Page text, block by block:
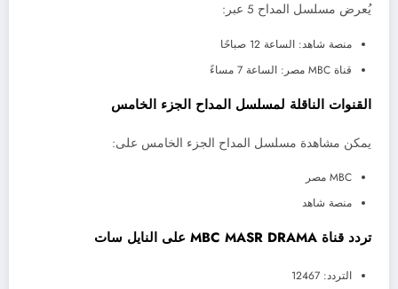
يُعرض مسلسل المداح 5 عبر:
منصة شاهد: الساعة 12 صباحًا
قناة MBC مصر: الساعة 7 مساءً
القنوات الناقلة لمسلسل المداح الجزء الخامس
يمكن مشاهدة مسلسل المداح الجزء الخامس على:
MBC مصر
منصة شاهد
تردد قناة MBC MASR DRAMA على النايل سات
التردد: 12467